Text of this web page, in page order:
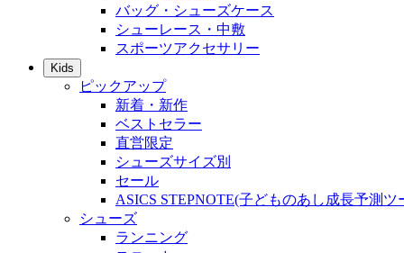
バッグ・シューズケース
シューレース・中敷
スポーツアクセサリー
Kids
ピックアップ
新着・新作
ベストセラー
直営限定
シューズサイズ別
セール
ASICS STEPNOTE(子どものあし成長予測ツ
シューズ
ランニング